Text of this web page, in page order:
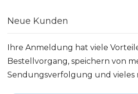
Neue Kunden
Ihre Anmeldung hat viele
Bestellvorgang, speichern von
Sendungsverfolgung und vieles